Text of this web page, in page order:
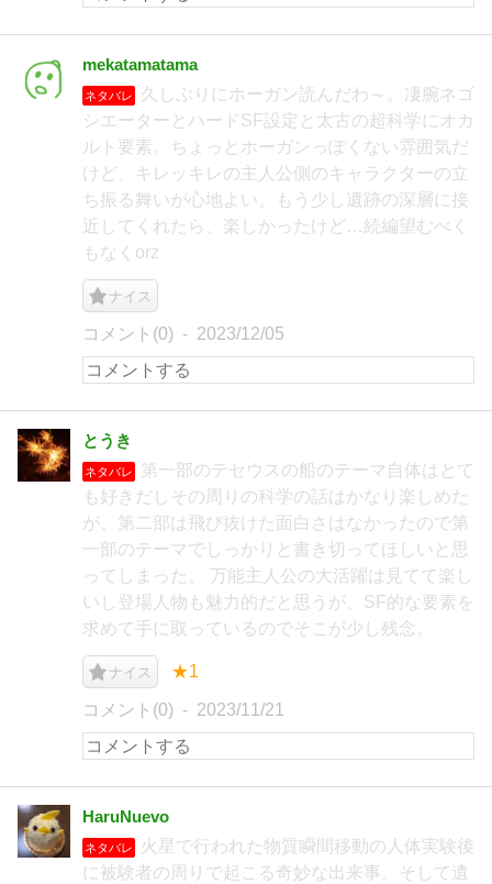
mekatamatama
ネタバレ
久しぶりにホーガン読んだわ～。凄腕ネゴ
シエーターとハードSF設定と太古の超科学にオカ
ルト要素。ちょっとホーガンっぽくない雰囲気だ
けど、キレッキレの主人公側のキャラクターの立
ち振る舞いが心地よい。もう少し遺跡の深層に接
近してくれたら、楽しかったけど…続編望むべく
もなくorz
ナイス
コメント(0) 2023/12/05
とうき
ネタバレ
第一部のテセウスの船のテーマ自体はとて
も好きだしその周りの科学の話はかなり楽しめた
が、第二部は飛び抜けた面白さはなかったので第
一部のテーマでしっかりと書き切ってほしいと思
ってしまった。 万能主人公の大活躍は見てて楽し
いし登場人物も魅力的だと思うが、SF的な要素を
求めて手に取っているのでそこが少し残念。
ナイス ★1
コメント(0) 2023/11/21
HaruNuevo
ネタバレ
火星で行われた物質瞬間移動の人体実験後
に被験者の周りで起こる奇妙な出来事。そして遺